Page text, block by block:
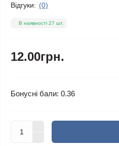
Відгуки: (0)
В наявності 27 шт.
12.00грн.
Бонусні бали: 0.36